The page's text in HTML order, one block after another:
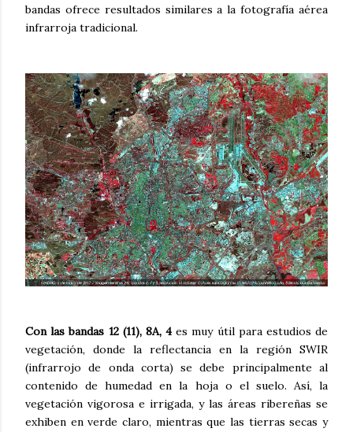
bandas ofrece resultados similares a la fotografía aérea
infrarroja tradicional.
Con las bandas 12 (11), 8A, 4es muy útil para estudios de
vegetación, donde la reflectancia en la región SWIR
(infrarrojo de onda corta) se debe principalmente al
contenido de humedad en la hoja o el suelo. Así, la
vegetación vigorosa e irrigada, y las áreas ribereñas se
exhiben en verde claro, mientras que las tierras secas y